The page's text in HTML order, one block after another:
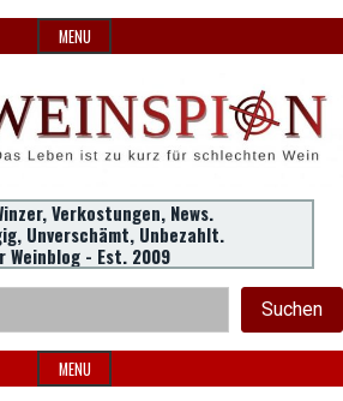
MENU
Verkostungen, News.
Unverschämt, Unbezahlt.
Weinblog - Est. 2009
Suchen
MENU